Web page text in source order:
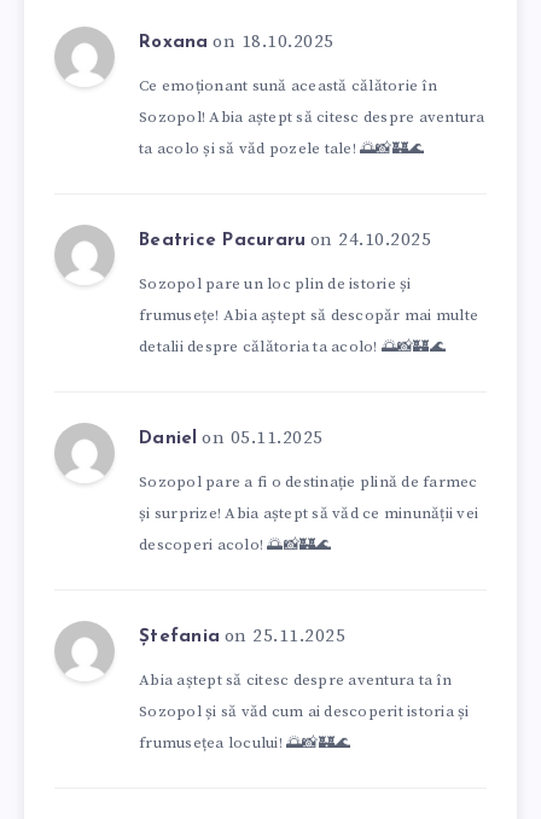
Roxana on 18.10.2025
Ce emoționant sună această călătorie în
Sozopol! Abia aștept să citesc despre aventura
ta acolo și să văd pozele tale! 🌅📸🏰🌊
Beatrice Pacuraru on 24.10.2025
Sozopol pare un loc plin de istorie și
frumusețe! Abia aștept să descopăr mai multe
detalii despre călătoria ta acolo! 🌅📸🏰🌊
Daniel on 05.11.2025
Sozopol pare a fi o destinație plină de farmec
și surprize! Abia aștept să văd ce minunății vei
descoperi acolo! 🌅📸🏰🌊
Ștefania on 25.11.2025
Abia aștept să citesc despre aventura ta în
Sozopol și să văd cum ai descoperit istoria și
frumusețea locului! 🌅📸🏰🌊